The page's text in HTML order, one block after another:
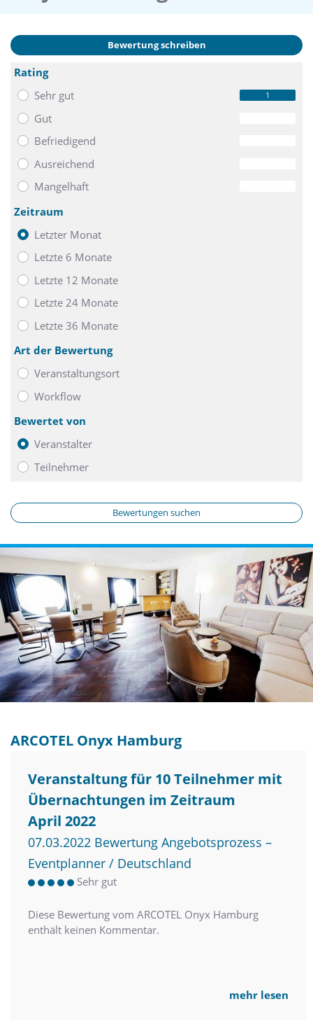
Bewertung schreiben
Rating
Sehr gut
1
Gut
Befriedigend
Ausreichend
Mangelhaft
Zeitraum
Letzter Monat
Letzte 6 Monate
Letzte 12 Monate
Letzte 24 Monate
Letzte 36 Monate
Art der Bewertung
Veranstaltungsort
Workflow
Bewertet von
Veranstalter
Teilnehmer
Bewertungen suchen
ARCOTEL Onyx Hamburg
Veranstaltung für 10 Teilnehmer mit
Übernachtungen im Zeitraum
April 2022
07.03.2022 Bewertung Angebotsprozess –
Eventplanner / Deutschland
Sehr gut
Diese Bewertung vom ARCOTEL Onyx Hamburg
enthält keinen Kommentar.
mehr lesen